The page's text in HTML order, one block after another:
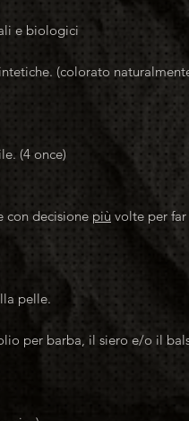
e biologici
(colorato
(4 once)
con decisione più volte per
pelle.
per barba, il siero e/o il